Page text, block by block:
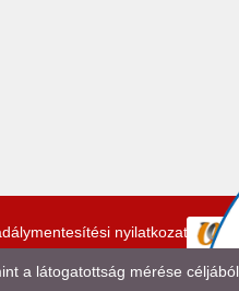
nyilatkozat
a látogatottság mérése